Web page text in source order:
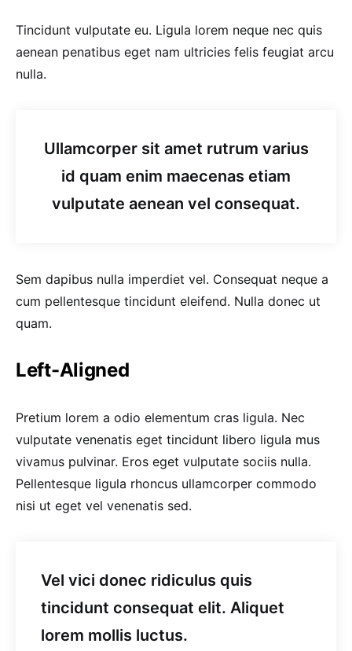
Tincidunt vulputate eu. Ligula lorem neque nec quis
aenean penatibus eget nam ultricies felis feugiat arcu
nulla.
Ullamcorper sit amet rutrum varius
id quam enim maecenas etiam
vulputate aenean vel consequat.
Sem dapibus nulla imperdiet vel. Consequat neque a
cum pellentesque tincidunt eleifend. Nulla donec ut
quam.
Left-Aligned
Pretium lorem a odio elementum cras ligula. Nec
vulputate venenatis eget tincidunt libero ligula mus
vivamus pulvinar. Eros eget vulputate sociis nulla.
Pellentesque ligula rhoncus ullamcorper commodo
nisi ut eget vel venenatis sed.
Vel vici donec ridiculus quis
tincidunt consequat elit. Aliquet
lorem mollis luctus.